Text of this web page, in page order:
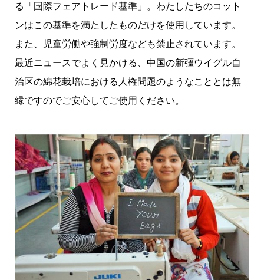
る「国際フェアトレード基準」。わたしたちのコット
ンはこの基準を満たしたものだけを使用しています。
また、児童労働や強制労度なども禁止されています。
最近ニュースでよく見かける、中国の新彊ウイグル自
治区の綿花栽培における人権問題のようなこととは無
縁ですのでご安心してご使用ください。